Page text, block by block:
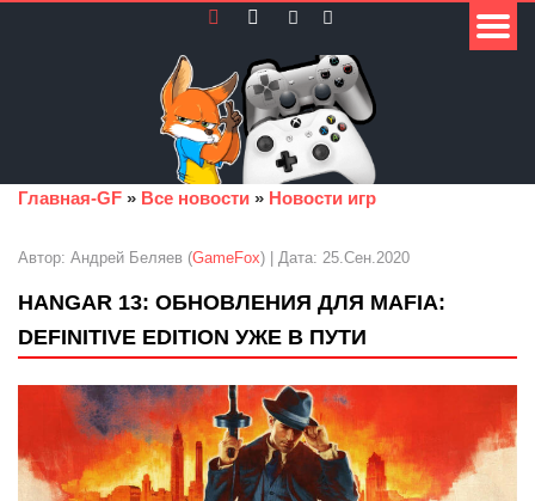
Главная-GF » Все новости » Новости игр
Автор: Андрей Беляев (GameFox) | Дата: 25.Сен.2020
HANGAR 13: ОБНОВЛЕНИЯ ДЛЯ MAFIA:
DEFINITIVE EDITION УЖЕ В ПУТИ